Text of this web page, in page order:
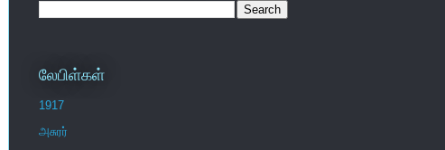
லேபிள்கள்
1917
அசுரர்